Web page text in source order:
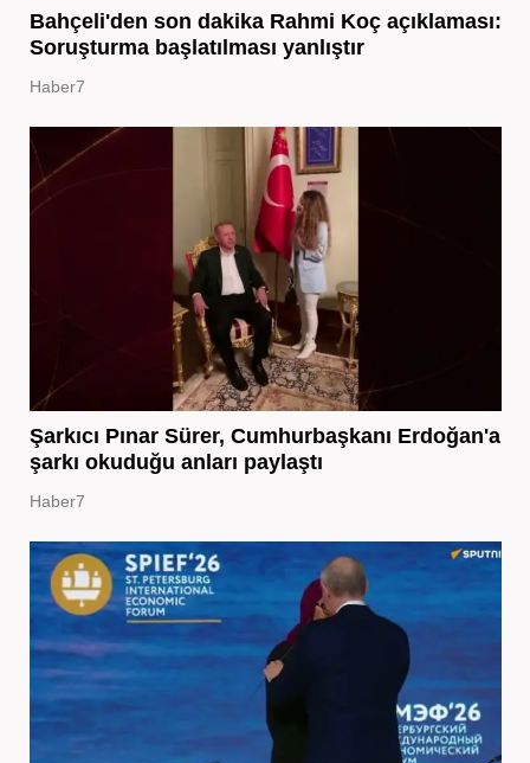
Bahçeli'den son dakika Rahmi Koç açıklaması:
Soruşturma başlatılması yanlıştır
Haber7
Şarkıcı Pınar Sürer, Cumhurbaşkanı Erdoğan'a
şarkı okuduğu anları paylaştı
Haber7